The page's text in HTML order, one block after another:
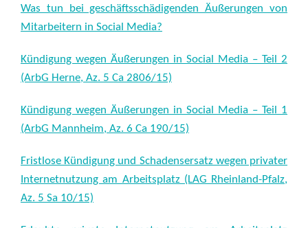
Was tun bei geschäftsschädigenden Äußerungen von
Mitarbeitern in Social Media?
Kündigung wegen Äußerungen in Social Media – Teil 2
(ArbG Herne, Az. 5 Ca 2806/15)
Kündigung wegen Äußerungen in Social Media – Teil 1
(ArbG Mannheim, Az. 6 Ca 190/15)
Fristlose Kündigung und Schadensersatz wegen privater
Internetnutzung am Arbeitsplatz (LAG Rheinland-Pfalz,
Az. 5 Sa 10/15)